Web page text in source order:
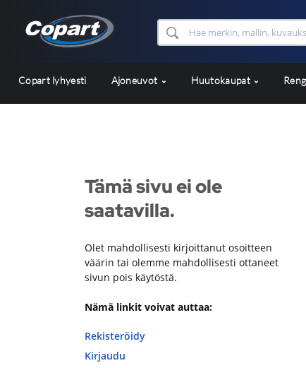
Copart lyhyesti Ajoneuvot Huutokaupat
Tämä sivu ei ole
saatavilla.
Olet mahdollisesti kirjoittanut osoitteen
väärin tai olemme mahdollisesti ottaneet
sivun pois käytöstä.
Nämä linkit voivat auttaa:
Rekisteröidy
Kirjaudu